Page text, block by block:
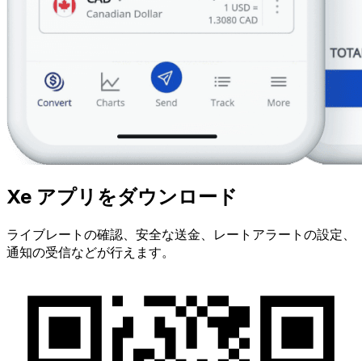
Xe アプリをダウンロード
ライブレートの確認、安全な送金、レートアラートの設定、
通知の受信などが行えます。